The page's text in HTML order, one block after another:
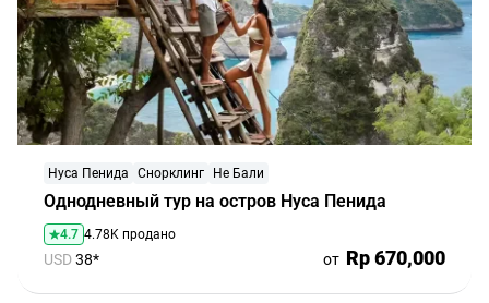
Однодневный тур на остров Нуса Пенида
Нуса Пенида Снорклинг Не Бали
4.7 4.78K продано
USD38* от Rp 670,000